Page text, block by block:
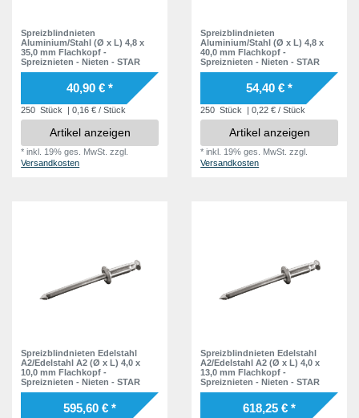
Spreizblindnieten
Aluminium/Stahl (Ø x L) 4,8 x
35,0 mm Flachkopf -
Spreiznieten - Nieten - STAR
40,90 € *
250 Stück | 0,16 € / Stück
Artikel anzeigen
*inkl. 19% ges. MwSt. zzgl.
Versandkosten
Spreizblindnieten
Aluminium/Stahl (Ø x L) 4,8 x
40,0 mm Flachkopf -
Spreiznieten - Nieten - STAR
54,40 € *
250 Stück | 0,22 € / Stück
Artikel anzeigen
*inkl. 19% ges. MwSt. zzgl.
Versandkosten
Spreizblindnieten Edelstahl
A2/Edelstahl A2 (Ø x L) 4,0 x
10,0 mm Flachkopf -
Spreiznieten - Nieten - STAR
595,60 € *
Spreizblindnieten Edelstahl
A2/Edelstahl A2 (Ø x L) 4,0 x
13,0 mm Flachkopf -
Spreiznieten - Nieten - STAR
618,25 € *